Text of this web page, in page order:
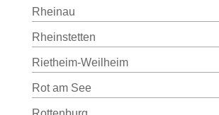
Rheinau
Rheinstetten
Rietheim-Weilheim
Rot am See